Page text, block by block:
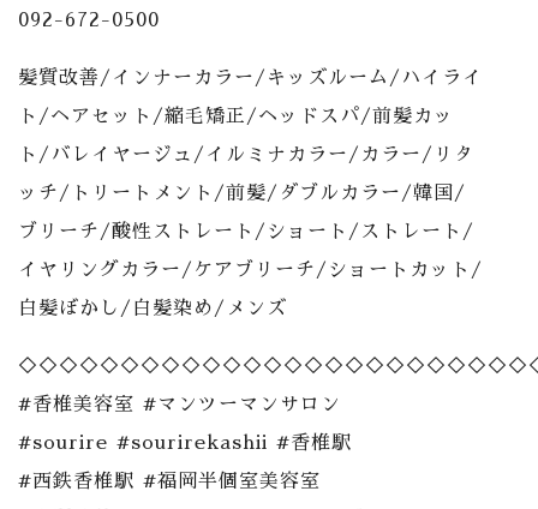
092-672-0500
髪質改善/インナーカラー/キッズルーム/ハイライ
ト/ヘアセット/縮毛矯正/ヘッドスパ/前髪カッ
ト/バレイヤージュ/イルミナカラー/カラー/リタ
ッチ/トリートメント/前髪/ダブルカラー/韓国/
ブリーチ/酸性ストレート/ショート/ストレート/
イヤリングカラー/ケアブリーチ/ショートカット/
白髪ぼかし/白髪染め/メンズ
#香椎美容室 #マンツーマンサロン
#sourire #sourirekashii #香椎駅
#西鉄香椎駅 #福岡半個室美容室